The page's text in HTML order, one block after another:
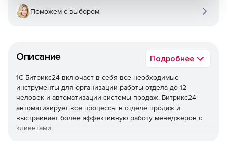
Описание Подробнее
1С-Битрикс24 включает в себя все необходимые
инструменты для организации работы отдела до 12
человек и автоматизации системы продаж. Битрикс24
автоматизирует все процессы в отделе продаж и
выстраивает более эффективную работу менеджеров с
клиентами.
Поможем с выбором